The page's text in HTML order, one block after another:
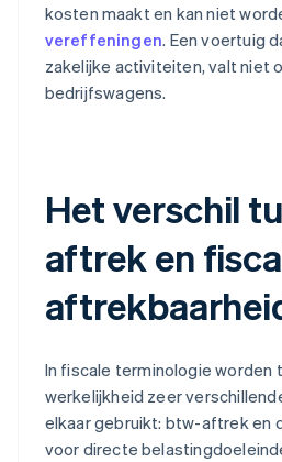
kosten maakt en kan niet
vereffeningen. Een voertuig
zakelijke activiteiten, valt niet
bedrijfswagens.
Het verschil
aftrek en
In fiscale terminologie worden
werkelijkheid zeer
elkaar gebruikt: btw-aftrek en
voor directe